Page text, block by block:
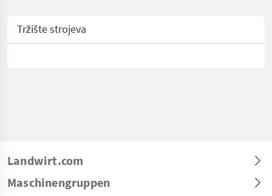
Tržište strojeva
Landwirt.com
Maschinengruppen